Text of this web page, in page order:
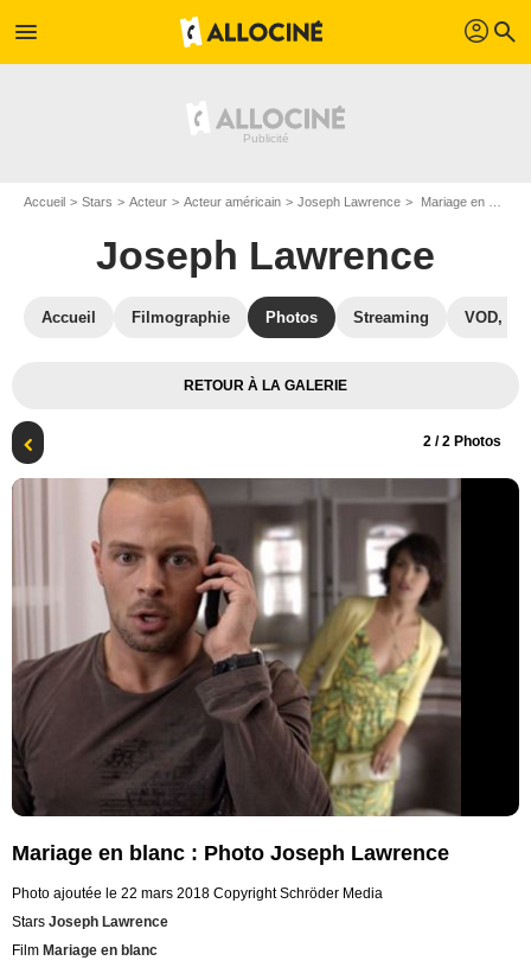
menu profil search
Accueil Stars Acteur Acteur américain Joseph Lawrence Mariage en blanc : Photo Joseph Lawrence
Joseph Lawrence
Accueil Filmographie Photos Streaming VOD,
RETOUR À LA GALERIE
2 / 2 Photos
Mariage en blanc : Photo Joseph Lawrence
Photo ajoutée le 22 mars 2018 Copyright Schröder Media
Stars Joseph Lawrence
Film Mariage en blanc